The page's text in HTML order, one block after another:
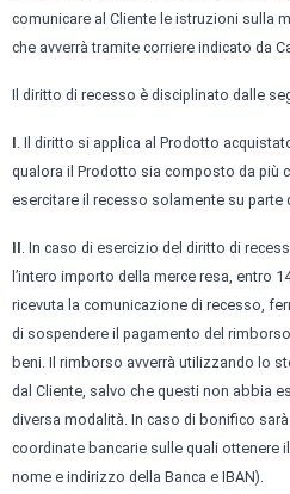
comunicare al Cliente le istruzioni sulla
che avverrà tramite corriere indicato da
Il diritto di recesso è disciplinato dalle
I. Il diritto si applica al Prodotto
qualora il Prodotto sia composto da più
esercitare il recesso solamente su parte
II. In caso di esercizio del diritto di
l’intero importo della merce resa, entro
ricevuta la comunicazione di recesso,
di sospendere il pagamento del
beni. Il rimborso avverrà utilizzando lo
dal Cliente, salvo che questi non abbia
diversa modalità. In caso di bonifico
coordinate bancarie sulle quali ottenere
nome e indirizzo della Banca e IBAN).